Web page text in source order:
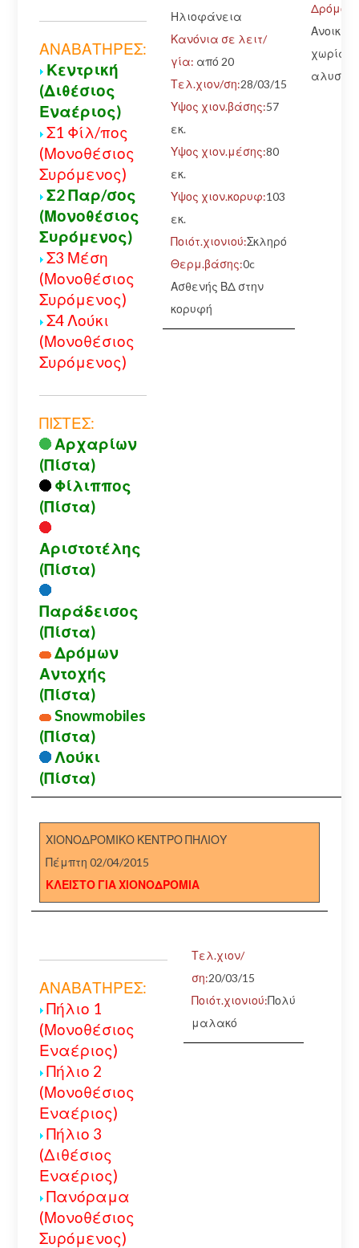
ΑΝΑΒΑΤΗΡΕΣ:
Κεντρική
(Διθέσιος
Εναέριος)
Σ1 Φίλ/πος
(Μονοθέσιος
Συρόμενος)
Σ2 Παρ/σος
(Μονοθέσιος
Συρόμενος)
Σ3 Μέση
(Μονοθέσιος
Συρόμενος)
Σ4 Λούκι
(Μονοθέσιος
Συρόμενος)
ΠΙΣΤΕΣ:
Αρχαρίων
(Πίστα)
Φίλιππος
(Πίστα)
Αριστοτέλης
(Πίστα)
Παράδεισος
(Πίστα)
Δρόμων
Αντοχής
(Πίστα)
Snowmobiles
(Πίστα)
Λούκι
(Πίστα)
Ηλιοφάνεια
Κανόνια σε λειτ/
γία: από 20
Τελ.χιον/ση:28/03/15
Υψος χιον.βάσης:57
εκ.
Υψος χιον.μέσης:80
εκ.
Υψος χιον.κορυφ:103
εκ.
Ποιότ.χιονιού:Σκληρό
Θερμ.βάσης:0c
Ασθενής ΒΔ στην
κορυφή
Δρόμος:
Ανοικτός
χωρίς
ΧΙΟΝΟΔΡΟΜΙΚΟ ΚΕΝΤΡΟ ΠΗΛΙΟΥ
Πέμπτη 02/04/2015
ΚΛΕΙΣΤΟ ΓΙΑ ΧΙΟΝΟΔΡΟΜΙΑ
ΑΝΑΒΑΤΗΡΕΣ:
Πήλιο 1
(Μονοθέσιος
Εναέριος)
Πήλιο 2
(Μονοθέσιος
Εναέριος)
Πήλιο 3
(Διθέσιος
Εναέριος)
Πανόραμα
(Μονοθέσιος
Συρόμενος)
Τελ.χιον/
ση:20/03/15
Ποιότ.χιονιού:Πολύ
μαλακό